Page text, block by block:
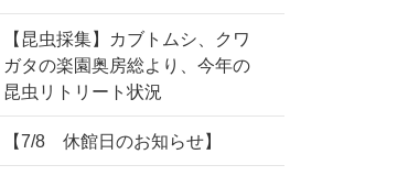
【昆虫採集】カブトムシ、クワ
ガタの楽園奥房総より、今年の
昆虫リトリート状況
【7/8 休館日のお知らせ】